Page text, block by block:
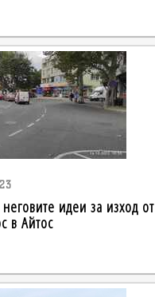
идеи за изход от
в Айтос